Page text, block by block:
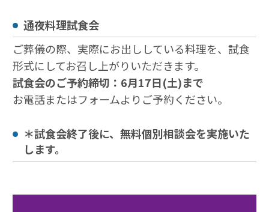
通夜料理試食会
ご葬儀の際、実際にお出ししている料理を、試食
形式にしてお召し上がりいただきます。
試食会のご予約締切：6月17日(土)まで
お電話またはフォームよりご予約ください。
＊試食会終了後に、無料個別相談会を実施いた
します。